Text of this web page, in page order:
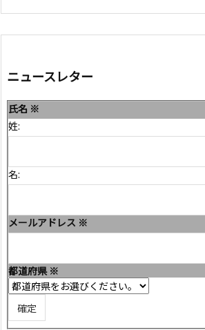
ニュースレター
氏名 ※
姓:
名:
メールアドレス ※
都道府県 ※